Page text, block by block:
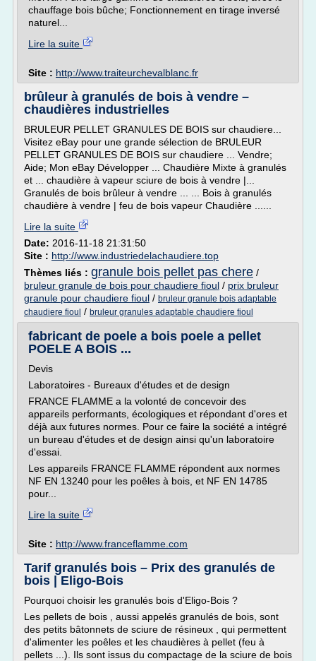
chauffage bois bûche; Fonctionnement en tirage inversé
naturel...
Lire la suite
Site : http://www.traiteurchevalblanc.fr
brûleur à granulés de bois à vendre –
chaudières industrielles
BRULEUR PELLET GRANULES DE BOIS sur chaudiere...
Visitez eBay pour une grande sélection de BRULEUR
PELLET GRANULES DE BOIS sur chaudiere ... Vendre;
Aide; Mon eBay Développer ... Chaudière Mixte à granulés
et ... chaudière à vapeur sciure de bois à vendre |...
Granulés de bois brûleur à vendre ... ... Bois à granulés
chaudière à vendre | feu de bois vapeur Chaudière ......
Lire la suite
Date: 2016-11-18 21:31:50
Site : http://www.industriedelachaudiere.top
Thèmes liés : granule bois pellet pas chere /
bruleur granule de bois pour chaudiere fioul / prix bruleur
granule pour chaudiere fioul / bruleur granule bois adaptable
chaudiere fioul / bruleur granules adaptable chaudiere fioul
fabricant de poele a bois poele a pellet
POELE A BOIS ...
Devis
Laboratoires - Bureaux d'études et de design
FRANCE FLAMME a la volonté de concevoir des
appareils performants, écologiques et répondant d'ores et
déjà aux futures normes. Pour ce faire la société a intégré
un bureau d'études et de design ainsi qu'un laboratoire
d'essai.
Les appareils FRANCE FLAMME répondent aux normes
NF EN 13240 pour les poêles à bois, et NF EN 14785
pour...
Lire la suite
Site : http://www.franceflamme.com
Tarif granulés bois – Prix des granulés de
bois | Eligo-Bois
Pourquoi choisir les granulés bois d'Eligo-Bois ?
Les pellets de bois , aussi appelés granulés de bois, sont
des petits bâtonnets de sciure de résineux , qui permettent
d'alimenter les poêles et les chaudières à pellet (feu à
pellets ...). Ils sont issus du compactage de la sciure de bois